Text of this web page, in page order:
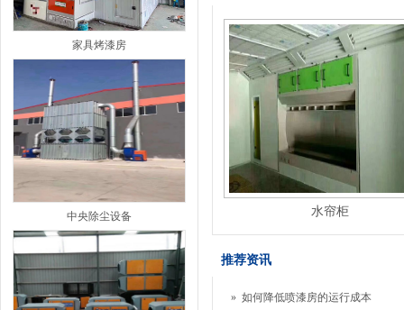
家具烤漆房
中央除尘设备 水帘柜
推荐资讯
» 如何降低喷漆房的运行成本